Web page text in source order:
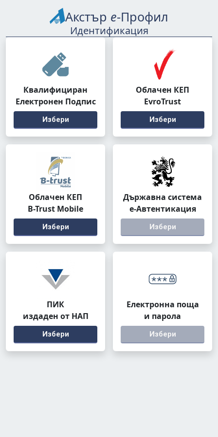
Акстър е-Профил
Идентификация
Квалифициран
Електронен Подпис
Избери
Облачен КЕП
EvroTrust
Избери
Облачен КЕП
B-Trust Mobile
Избери
Държавна система
е-Автентикация
Избери
ПИК
издаден от НАП
Избери
Електронна поща
и парола
Избери